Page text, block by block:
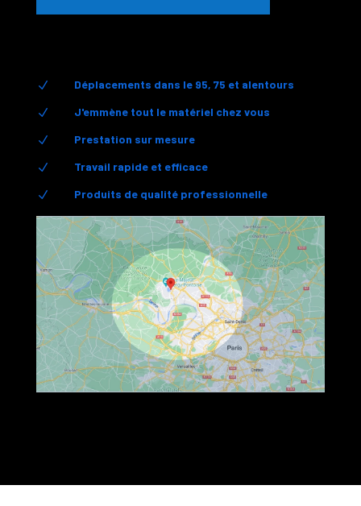
N Déplacements dans le 95, 75 et alentours
N J'emmène tout le matériel chez vous
N Prestation sur mesure
N Travail rapide et efficace
N Produits de qualité professionnelle